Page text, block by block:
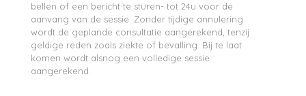
bellen of een bericht te sturen- tot 24u voor de
aanvang van de sessie. Zonder tijdige annulering
wordt de geplande consultatie aangerekend, tenzij
geldige reden zoals ziekte of bevalling. Bij te laat
komen wordt alsnog een volledige sessie
aangerekend.